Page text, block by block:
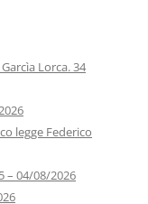
Lorca. 34
legge Federico
– 04/08/2026